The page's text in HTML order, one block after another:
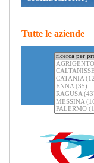
Tutte le aziende